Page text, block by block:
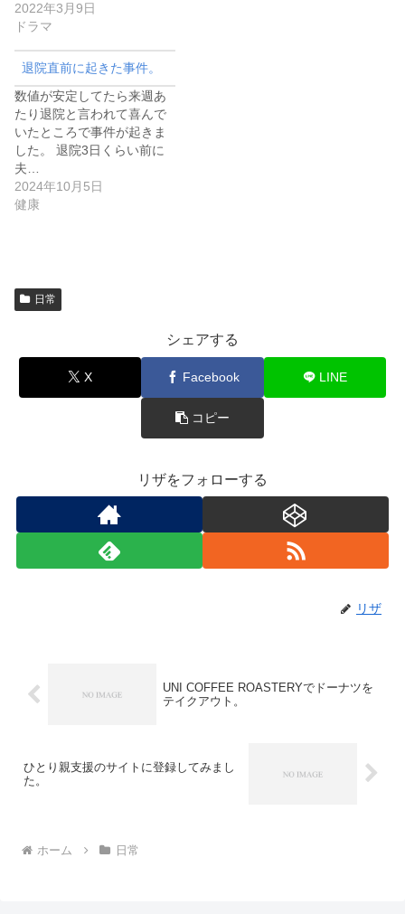
2022年3月9日
ドラマ
退院直前に起きた事件。
数値が安定してたら来週あ
たり退院と言われて喜んで
いたところで事件が起きま
した。 退院3日くらい前に
夫…
2024年10月5日
健康
日常
シェアする
X Facebook LINE
コピー
リザをフォローする
リザ
UNI COFFEE ROASTERYでドーナツを
テイクアウト。
ひとり親支援のサイトに登録してみまし
た。
ホーム 日常